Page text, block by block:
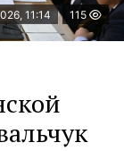
11:14 115